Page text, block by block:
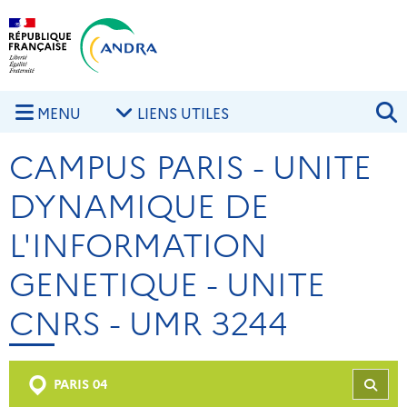
Aller au contenu principal
MENU LIENS UTILES
CAMPUS PARIS - UNITE
DYNAMIQUE DE
L'INFORMATION
GENETIQUE - UNITE
CNRS - UMR 3244
PARIS 04